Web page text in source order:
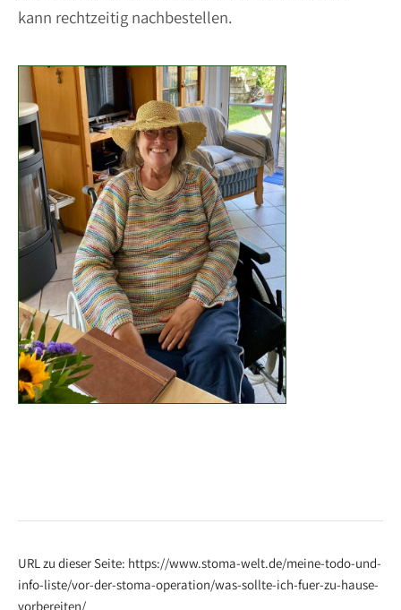
kann rechtzeitig nachbestellen.
URL zu dieser Seite: https://www.stoma-welt.de/meine-todo-und-
info-liste/vor-der-stoma-operation/was-sollte-ich-fuer-zu-hause-
vorbereiten/